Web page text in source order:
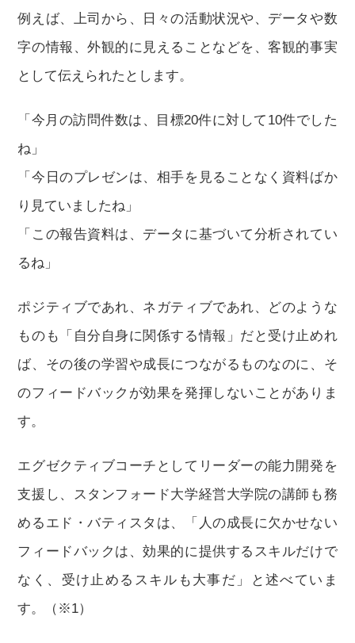
例えば、上司から、日々の活動状況や、データや数
字の情報、外観的に見えることなどを、客観的事実
として伝えられたとします。
「今月の訪問件数は、目標20件に対して10件でした
ね」
「今日のプレゼンは、相手を見ることなく資料ばか
り見ていましたね」
「この報告資料は、データに基づいて分析されてい
るね」
ポジティブであれ、ネガティブであれ、どのような
ものも「自分自身に関係する情報」だと受け止めれ
ば、その後の学習や成長につながるものなのに、そ
のフィードバックが効果を発揮しないことがありま
す。
エグゼクティブコーチとしてリーダーの能力開発を
支援し、スタンフォード大学経営大学院の講師も務
めるエド・バティスタは、「人の成長に欠かせない
フィードバックは、効果的に提供するスキルだけで
なく、受け止めるスキルも大事だ」と述べていま
す。（※1）